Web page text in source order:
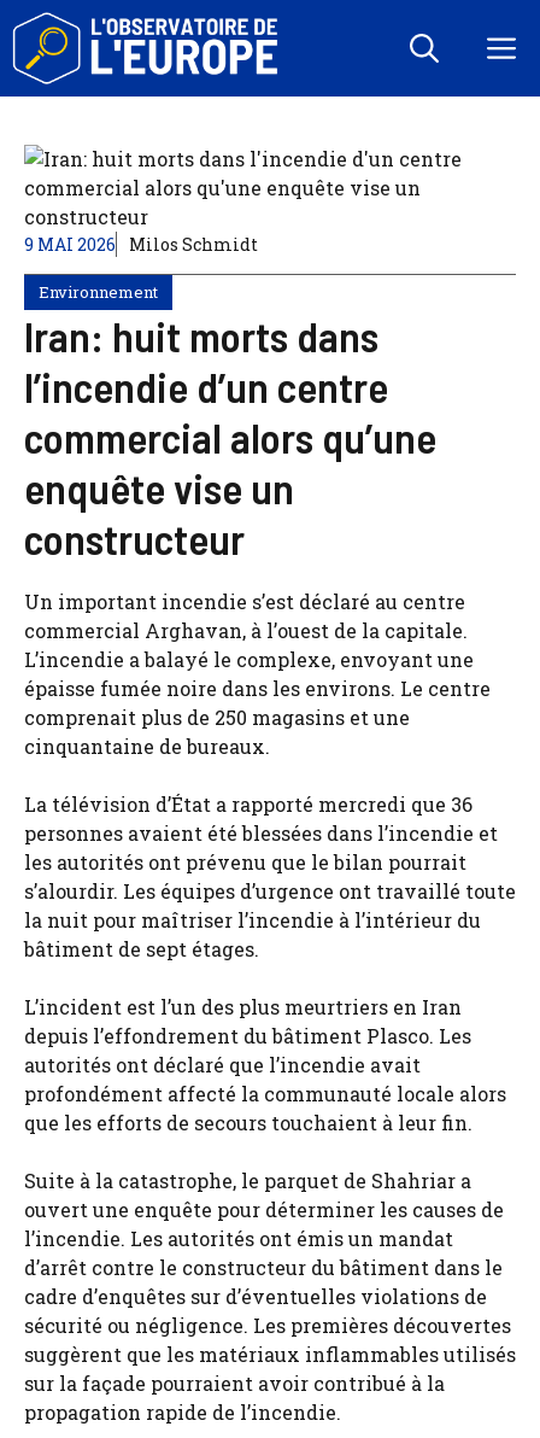
Aller
contenu
9 MAI 2026 Milos Schmidt
Environnement
Iran: huit morts dans
l’incendie d’un centre
commercial alors qu’une
enquête vise un
constructeur
Un important incendie s’est déclaré au centre
commercial Arghavan, à l’ouest de la capitale.
L’incendie a balayé le complexe, envoyant une
épaisse fumée noire dans les environs. Le centre
comprenait plus de 250 magasins et une
cinquantaine de bureaux.
La télévision d’État a rapporté mercredi que 36
personnes avaient été blessées dans l’incendie et
les autorités ont prévenu que le bilan pourrait
s’alourdir. Les équipes d’urgence ont travaillé toute
la nuit pour maîtriser l’incendie à l’intérieur du
bâtiment de sept étages.
L’incident est l’un des plus meurtriers en Iran
depuis l’effondrement du bâtiment Plasco. Les
autorités ont déclaré que l’incendie avait
profondément affecté la communauté locale alors
que les efforts de secours touchaient à leur fin.
Suite à la catastrophe, le parquet de Shahriar a
ouvert une enquête pour déterminer les causes de
l’incendie. Les autorités ont émis un mandat
d’arrêt contre le constructeur du bâtiment dans le
cadre d’enquêtes sur d’éventuelles violations de
sécurité ou négligence. Les premières découvertes
suggèrent que les matériaux inflammables utilisés
sur la façade pourraient avoir contribué à la
propagation rapide de l’incendie.